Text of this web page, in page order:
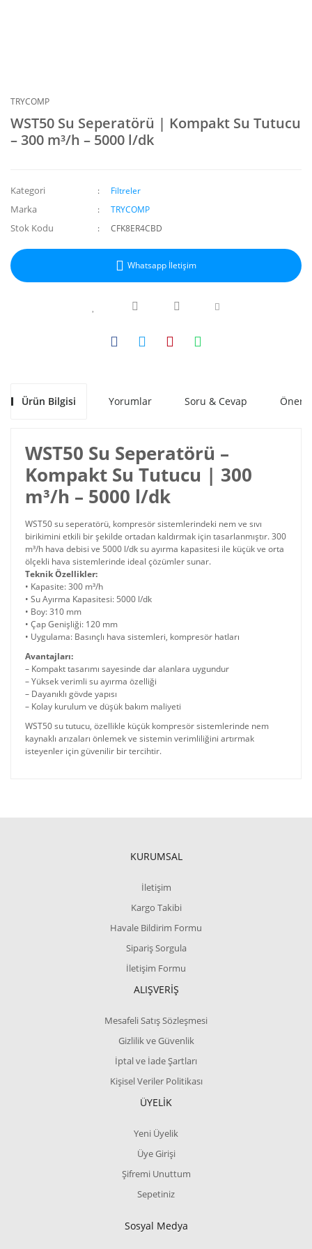
TRYCOMP
WST50 Su Seperatörü | Kompakt Su Tutucu
– 300 m³/h – 5000 l/dk
Kategori Filtreler
Marka TRYCOMP
Stok Kodu CFK8ER4CBD
Whatsapp İletişim
Ürün Bilgisi Yorumlar Soru & Cevap
WST50 Su Seperatörü –
Kompakt Su Tutucu | 300
m³/h – 5000 l/dk
WST50 su seperatörü, kompresör sistemlerindeki nem ve sıvı
birikimini etkili bir şekilde ortadan kaldırmak için tasarlanmıştır. 300
m³/h hava debisi ve 5000 l/dk su ayırma kapasitesi ile küçük ve orta
ölçekli hava sistemlerinde ideal çözümler sunar.
Teknik Özellikler:
• Kapasite: 300 m³/h
• Su Ayırma Kapasitesi: 5000 l/dk
• Boy: 310 mm
• Çap Genişliği: 120 mm
• Uygulama: Basınçlı hava sistemleri, kompresör hatları
Avantajları:
– Kompakt tasarımı sayesinde dar alanlara uygundur
– Yüksek verimli su ayırma özelliği
– Dayanıklı gövde yapısı
– Kolay kurulum ve düşük bakım maliyeti
WST50 su tutucu, özellikle küçük kompresör sistemlerinde nem
kaynaklı arızaları önlemek ve sistemin verimliliğini artırmak
isteyenler için güvenilir bir tercihtir.
KURUMSAL
İletişim
Kargo Takibi
Havale Bildirim Formu
Sipariş Sorgula
İletişim Formu
ALIŞVERİŞ
Mesafeli Satış Sözleşmesi
Gizlilik ve Güvenlik
İptal ve İade Şartları
Kişisel Veriler Politikası
ÜYELİK
Yeni Üyelik
Üye Girişi
Şifremi Unuttum
Sepetiniz
Sosyal Medya